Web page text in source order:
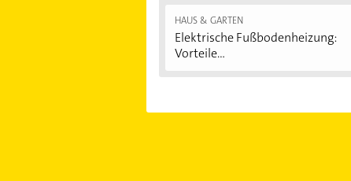
HAUS & GARTEN
Elektrische Fußbodenheizung:
Vorteile...